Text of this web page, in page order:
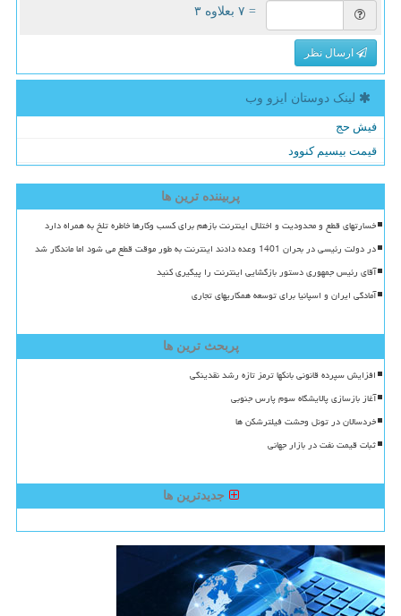
= ۷ بعلاوه ۳
ارسال نظر
لینک دوستان ایزو وب
فیش حج
قیمت بیسیم کنوود
پربیننده ترین ها
خسارتهای قطع و محدودیت و اختلال اینترنت بازهم برای کسب وکارها خاطره تلخ به همراه دارد
در دولت رئیسی در بحران 1401 وعده دادند اینترنت به طور موقت قطع می شود اما ماندگار شد
آقای رئیس جمهوری دستور بازگشایی اینترنت را پیگیری کنید
آمادگی ایران و اسپانیا برای توسعه همکاریهای تجاری
پربحث ترین ها
افزایش سپرده قانونی بانکها ترمز تازه رشد نقدینگی
آغاز بازسازی پالایشگاه سوم پارس جنوبی
خردسالان در تونل وحشت فیلترشکن ها
ثبات قیمت نفت در بازار جهانی
جدیدترین ها